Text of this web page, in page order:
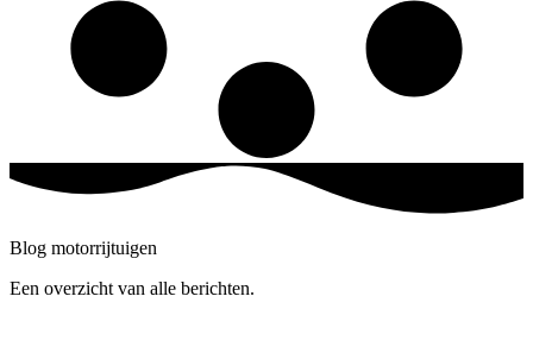
Blog motorrijtuigen
Een overzicht van alle berichten.